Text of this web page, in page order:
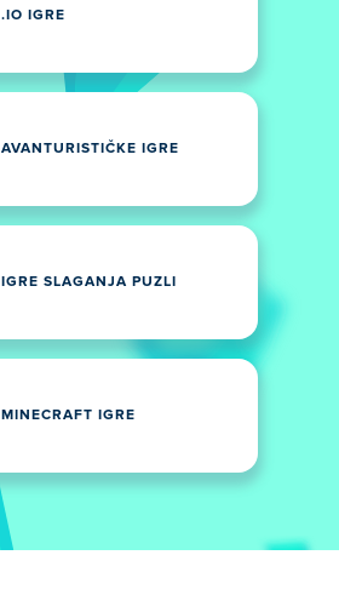
.IO IGRE
AVANTURISTIČKE IGRE
IGRE SLAGANJA PUZLI
MINECRAFT IGRE